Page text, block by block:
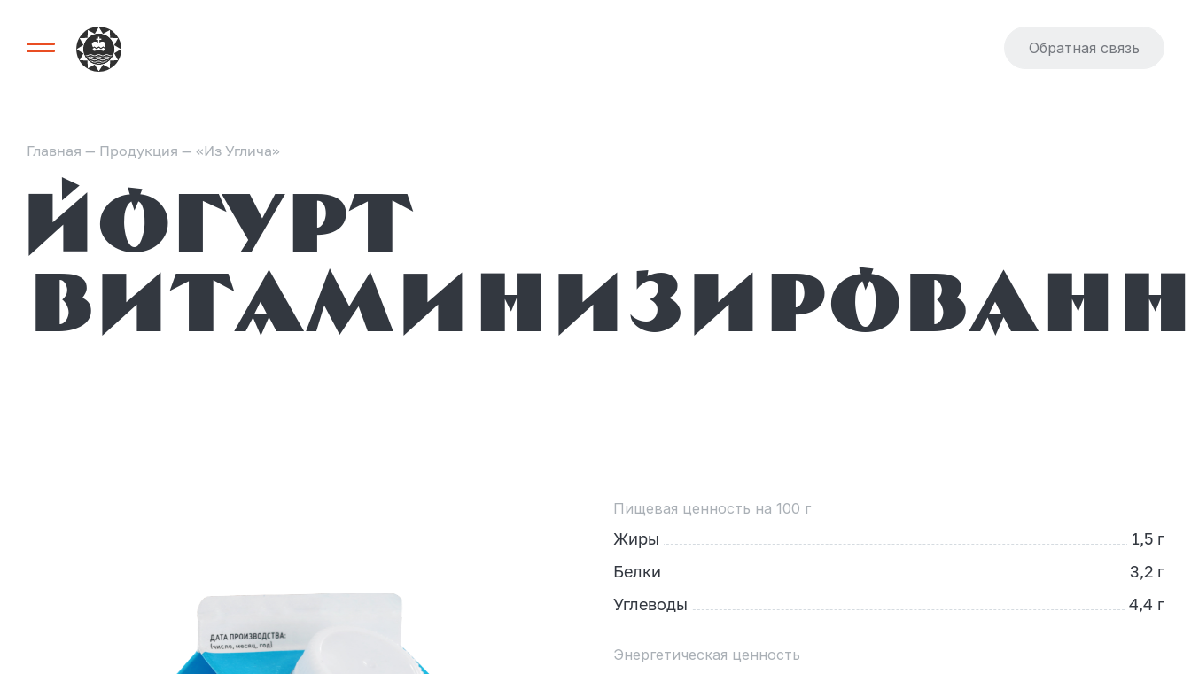
Обратная связь
Главная — Продукция — «Из Углича»
Йогурт
Пищевая ценность на 100 г
Жиры
1,5 г
Белки
3,2 г
Углеводы
4,4 г
Энергетическая ценность